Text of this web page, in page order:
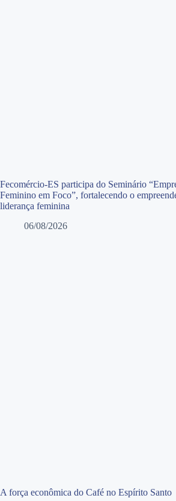
Fecomércio-ES participa do Seminário
Feminino em Foco”, fortalecendo o
liderança feminina
06/08/2026
A força econômica do Café no Espírito Santo